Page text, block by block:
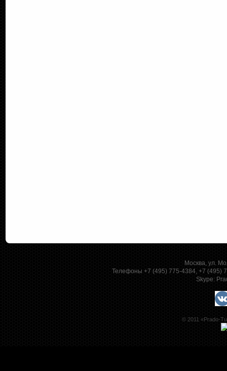
Москва, ул.
Телефоны +7 (495) 775-4384, +7 (495)
Skype:
© 2011 «Prado-